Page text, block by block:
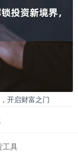
开启财富之门
工具